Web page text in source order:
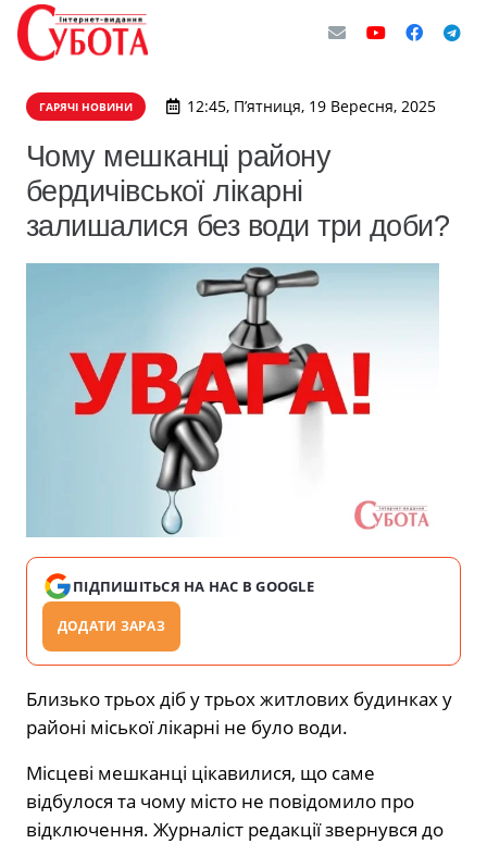
ГАРЯЧІ НОВИНИ 12:45, П’ятниця, 19 Вересня, 2025
Чому мешканці району
бердичівської лікарні
залишалися без води три доби?
ПІДПИШІТЬСЯ НА НАС В GOOGLE
ДОДАТИ ЗАРАЗ
Близько трьох діб у трьох житлових будинках у
районі міської лікарні не було води.
Місцеві мешканці цікавилися, що саме
відбулося та чому місто не повідомило про
відключення. Журналіст редакції звернувся до